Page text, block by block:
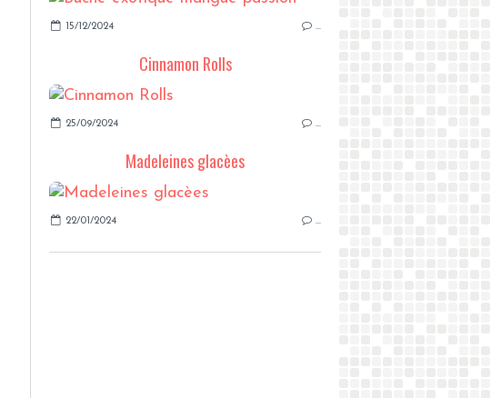
15/12/2024 …
Cinnamon Rolls
25/09/2024 …
Madeleines glacèes
22/01/2024 …